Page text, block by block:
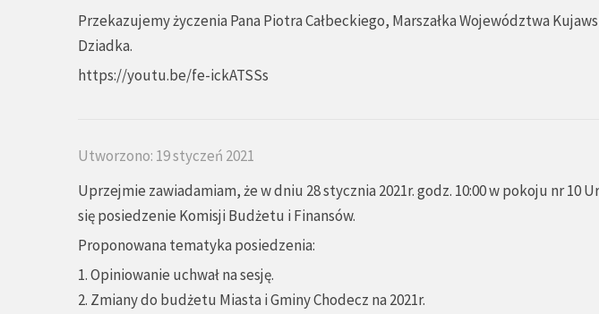
Przekazujemy życzenia Pana Piotra Całbeckiego, Marszałka Województwa
Dziadka.
https://youtu.be/fe-ickATSSs
Utworzono: 19 styczeń 2021
Uprzejmie zawiadamiam, że w dniu 28 stycznia 2021r. godz. 10:00 w pokoju nr 10
się posiedzenie Komisji Budżetu i Finansów.
Proponowana tematyka posiedzenia:
1. Opiniowanie uchwał na sesję.
2. Zmiany do budżetu Miasta i Gminy Chodecz na 2021r.